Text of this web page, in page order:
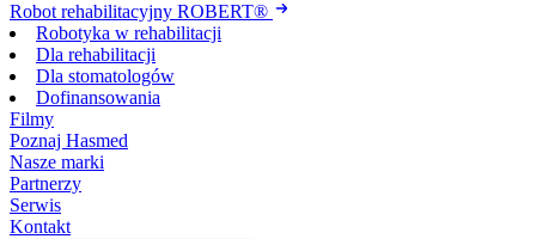
Robot rehabilitacyjny ROBERT®
Robotyka w rehabilitacji
Dla rehabilitacji
Dla stomatologów
Dofinansowania
Filmy
Poznaj Hasmed
Nasze marki
Partnerzy
Serwis
Kontakt